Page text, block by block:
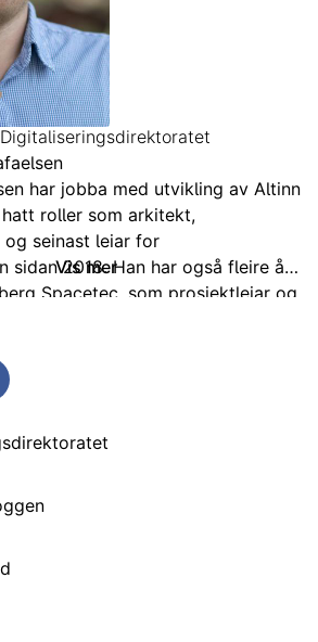
Vis mer
har jobba med utvikling av Altinn
roller som arkitekt,
og seinast leiar for
sidan 2018. Han har også fleire års
Spacetec, som prosjektleiar og
utdanna sivilingeniør i
i Tromsø.
på Facebook